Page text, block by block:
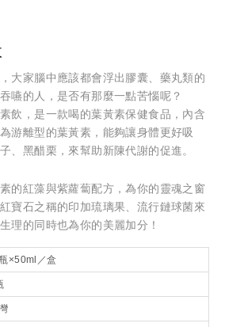
大家腦中應該都會浮出膠囊、藥丸類的
嚥的人，是否有那麼一點苦惱呢？
飲，是一款喝的葉黃素保健食品，內含
游離型的葉黃素，能夠讓身體更好吸
、黑醋栗，來幫助新陳代謝的促進。
的紅藻與紫蘿蔔配方，為你的靈魂之窗
寶石之稱的印加琉璃果、流行鏈球菌來
理的同時也為你的美麗加分！
×50ml／盒